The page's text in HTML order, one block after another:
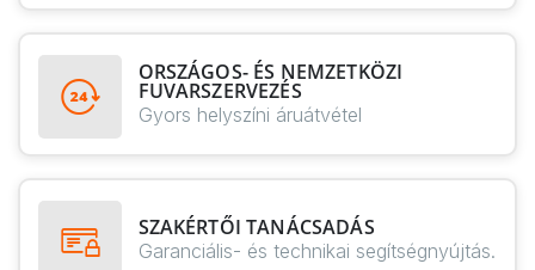
ORSZÁGOS- ÉS NEMZETKÖZI
FUVARSZERVEZÉS
Gyors helyszíni áruátvétel
SZAKÉRTŐI TANÁCSADÁS
Garanciális- és technikai segítségnyújtás.